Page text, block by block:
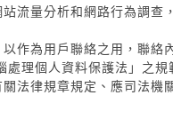
流量分析和網路行為調查
作為用戶聯絡之用，聯絡
理個人資料保護法」之規
法律規章規定、應司法機